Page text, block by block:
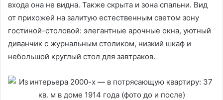
входа она не видна. Также скрыта и зона спальни. Вид
от прихожей на залитую естественным светом зону
гостиной-столовой: элегантные арочные окна, уютный
диванчик с журнальным столиком, низкий шкаф и
небольшой круглый стол для завтраков.